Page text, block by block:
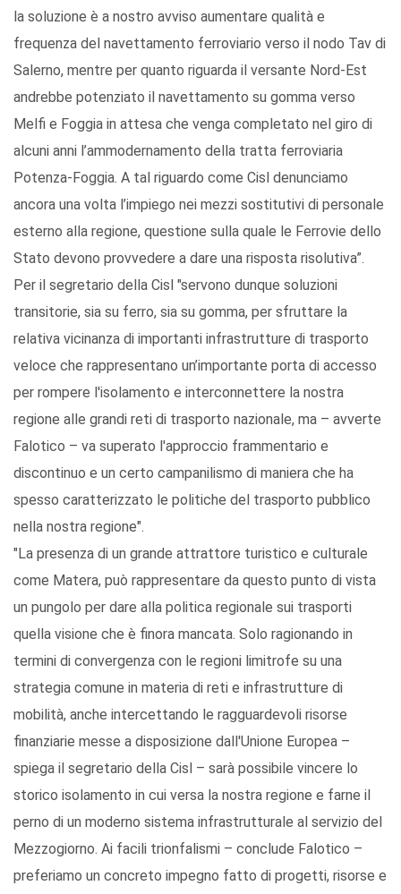
la soluzione è a nostro avviso aumentare qualità e
frequenza del navettamento ferroviario verso il nodo Tav di
Salerno, mentre per quanto riguarda il versante Nord-Est
andrebbe potenziato il navettamento su gomma verso
Melfi e Foggia in attesa che venga completato nel giro di
alcuni anni l’ammodernamento della tratta ferroviaria
Potenza-Foggia. A tal riguardo come Cisl denunciamo
ancora una volta l’impiego nei mezzi sostitutivi di personale
esterno alla regione, questione sulla quale le Ferrovie dello
Stato devono provvedere a dare una risposta risolutiva”.
Per il segretario della Cisl "servono dunque soluzioni
transitorie, sia su ferro, sia su gomma, per sfruttare la
relativa vicinanza di importanti infrastrutture di trasporto
veloce che rappresentano un’importante porta di accesso
per rompere l'isolamento e interconnettere la nostra
regione alle grandi reti di trasporto nazionale, ma – avverte
Falotico – va superato l'approccio frammentario e
discontinuo e un certo campanilismo di maniera che ha
spesso caratterizzato le politiche del trasporto pubblico
nella nostra regione".
"La presenza di un grande attrattore turistico e culturale
come Matera, può rappresentare da questo punto di vista
un pungolo per dare alla politica regionale sui trasporti
quella visione che è finora mancata. Solo ragionando in
termini di convergenza con le regioni limitrofe su una
strategia comune in materia di reti e infrastrutture di
mobilità, anche intercettando le ragguardevoli risorse
finanziarie messe a disposizione dall'Unione Europea –
spiega il segretario della Cisl – sarà possibile vincere lo
storico isolamento in cui versa la nostra regione e farne il
perno di un moderno sistema infrastrutturale al servizio del
Mezzogiorno. Ai facili trionfalismi – conclude Falotico –
preferiamo un concreto impegno fatto di progetti, risorse e